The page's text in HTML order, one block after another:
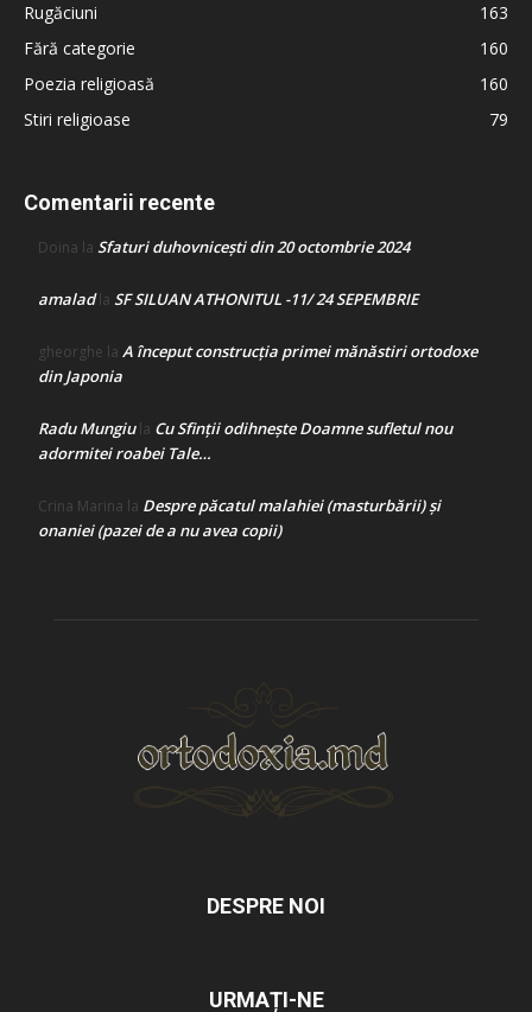
Rugăciuni
163
Fără categorie
160
Poezia religioasă
160
Stiri religioase
79
Comentarii recente
Doina la Sfaturi duhovnicești din 20 octombrie 2024
amaladla SF SILUAN ATHONITUL -11/ 24 SEPEMBRIE
gheorghe la A început construcţia primei mănăstiri ortodoxe
din Japonia
Radu Mungiula Cu Sfinții odihnește Doamne sufletul nou
adormitei roabei Tale…
Crina Marina la Despre păcatul malahiei (masturbării) şi
onaniei (pazei de a nu avea copii)
DESPRE NOI
URMAȚI-NE